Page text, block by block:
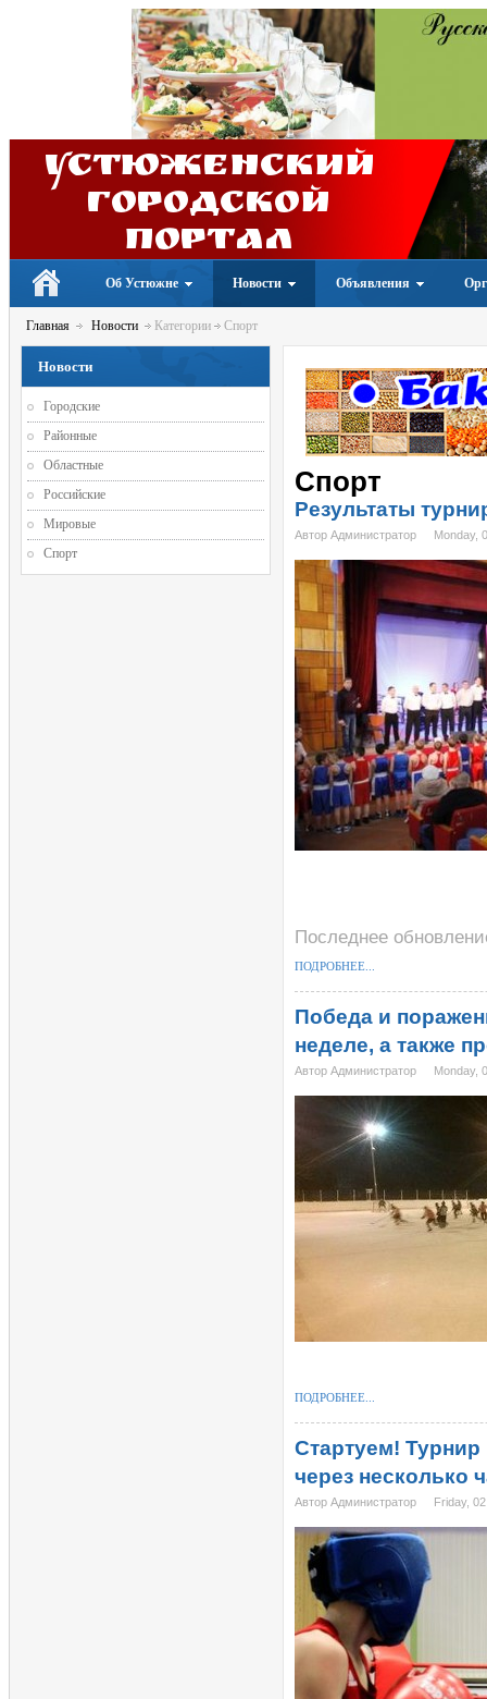
Устюженский
Городской
портал
Об Устюжне Новости Объявления
Главная Новости Категории Спорт
Спорт
Результаты
Автор Администратор Monday,
Последнее
ПОДРОБНЕЕ...
Победа и
неделе, а также
Автор Администратор Monday,
ПОДРОБНЕЕ...
Стартуем! Турнир
через несколько
Автор Администратор Friday,
Новости
Городские
Районные
Областные
Российские
Мировые
Спорт